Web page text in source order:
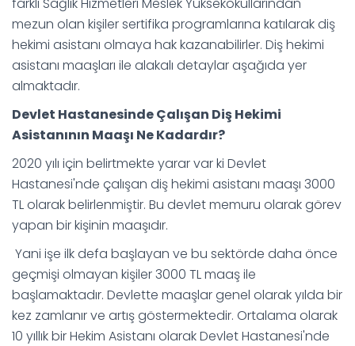
mezun olan kişiler sertifika programlarına katılarak diş
hekimi asistanı olmaya hak kazanabilirler. Diş hekimi
asistanı maaşları ile alakalı detaylar aşağıda yer
almaktadır.
Devlet Hastanesinde Çalışan Diş Hekimi
Asistanının Maaşı Ne Kadardır?
2020 yılı için belirtmekte yarar var ki Devlet
Hastanesi'nde çalışan diş hekimi asistanı maaşı 3000
TL olarak belirlenmiştir. Bu devlet memuru olarak görev
yapan bir kişinin maaşıdır.
Yani işe ilk defa başlayan ve bu sektörde daha önce
geçmişi olmayan kişiler 3000 TL maaş ile
başlamaktadır. Devlette maaşlar genel olarak yılda bir
kez zamlanır ve artış göstermektedir. Ortalama olarak
10 yıllık bir Hekim Asistanı olarak Devlet Hastanesi'nde